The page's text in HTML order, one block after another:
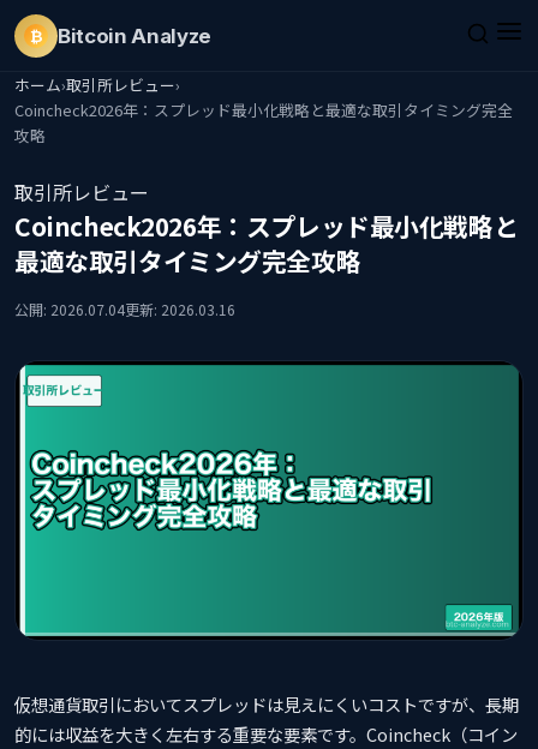
₿ Bitcoin Analyze
ホーム›取引所レビュー›
Coincheck2026年：スプレッド最小化戦略と最適な取引タイミング完全
攻略
取引所レビュー
Coincheck2026年：スプレッド最小化戦略と
最適な取引タイミング完全攻略
公開: 2026.07.04更新: 2026.03.16
仮想通貨取引においてスプレッドは見えにくいコストですが、長期
的には収益を大きく左右する重要な要素です。Coincheck（コイン